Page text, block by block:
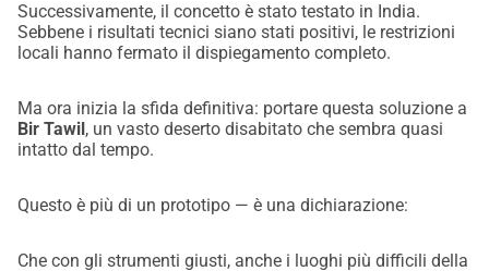
Successivamente, il concetto è stato testato in India.
Sebbene i risultati tecnici siano stati positivi, le restrizioni
locali hanno fermato il dispiegamento completo.
Ma ora inizia la sfida definitiva: portare questa soluzione a
Bir Tawil , un vasto deserto disabitato che sembra quasi
intatto dal tempo.
Questo è più di un prototipo — è una dichiarazione:
Che con gli strumenti giusti, anche i luoghi più difficili della